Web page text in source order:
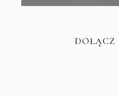
DOŁĄCZ